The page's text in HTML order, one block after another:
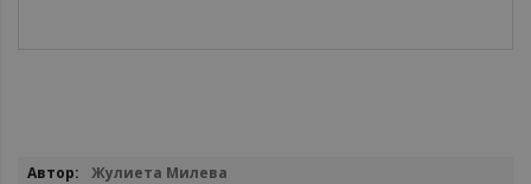
Повече
Жулиета Милева